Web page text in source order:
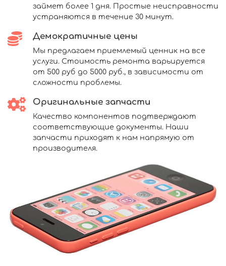
займет более 1 дня. Простые неисправности
устраняются в течение 30 минут.
Демократичные цены
Мы предлагаем приемлемый ценник на все
услуги. Стоимость ремонта варьируется
от 500 руб до 5000 руб., в зависимости от
сложности проблемы.
Оригинальные запчасти
Качество компонентов подтверждают
соответствующие документы. Наши
запчасти приходят к нам напрямую от
производителя.